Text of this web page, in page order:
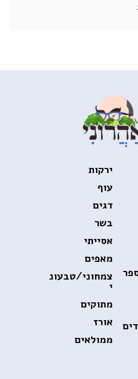
ירקות
עוף
דגים
בשר
אסייתי
מאפים
צמחוני/טבעונ
י
מתוקים
אורז
ממולאים